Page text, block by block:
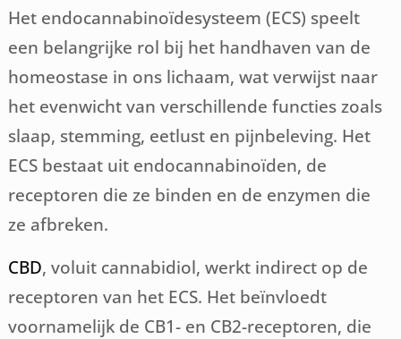
Het endocannabinoïdesysteem (ECS) speelt
een belangrijke rol bij het handhaven van de
homeostase in ons lichaam, wat verwijst naar
het evenwicht van verschillende functies zoals
slaap, stemming, eetlust en pijnbeleving. Het
ECS bestaat uit endocannabinoïden, de
receptoren die ze binden en de enzymen die
ze afbreken.
CBD, voluit cannabidiol, werkt indirect op de
receptoren van het ECS. Het beïnvloedt
voornamelijk de CB1- en CB2-receptoren, die